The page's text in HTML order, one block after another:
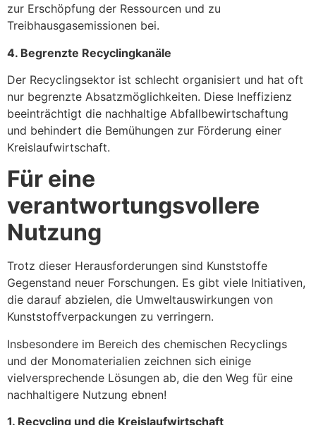
zur Erschöpfung der Ressourcen und zu
Treibhausgasemissionen bei.
4. Begrenzte Recyclingkanäle
Der Recyclingsektor ist schlecht organisiert und hat oft
nur begrenzte Absatzmöglichkeiten. Diese Ineffizienz
beeinträchtigt die nachhaltige Abfallbewirtschaftung
und behindert die Bemühungen zur Förderung einer
Kreislaufwirtschaft.
Für eine
verantwortungsvollere
Nutzung
Trotz dieser Herausforderungen sind Kunststoffe
Gegenstand neuer Forschungen. Es gibt viele Initiativen,
die darauf abzielen, die Umweltauswirkungen von
Kunststoffverpackungen zu verringern.
Insbesondere im Bereich des chemischen Recyclings
und der Monomaterialien zeichnen sich einige
vielversprechende Lösungen ab, die den Weg für eine
nachhaltigere Nutzung ebnen!
1. Recycling und die Kreislaufwirtschaft